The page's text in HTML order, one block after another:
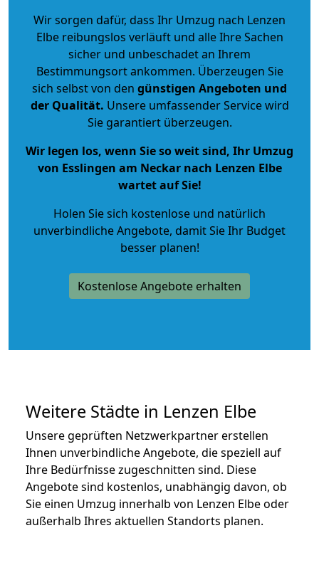
Wir sorgen dafür, dass Ihr Umzug nach Lenzen
Elbe reibungslos verläuft und alle Ihre Sachen
sicher und unbeschadet an Ihrem
Bestimmungsort ankommen. Überzeugen Sie
sich selbst von den günstigen Angeboten und
der Qualität. Unsere umfassender Service wird
Sie garantiert überzeugen.
Wir legen los, wenn Sie so weit sind, Ihr Umzug
von Esslingen am Neckar nach Lenzen Elbe
wartet auf Sie!
Holen Sie sich kostenlose und natürlich
unverbindliche Angebote, damit Sie Ihr Budget
besser planen!
Kostenlose Angebote erhalten
Weitere Städte in Lenzen Elbe
Unsere geprüften Netzwerkpartner erstellen
Ihnen unverbindliche Angebote, die speziell auf
Ihre Bedürfnisse zugeschnitten sind. Diese
Angebote sind kostenlos, unabhängig davon, ob
Sie einen Umzug innerhalb von Lenzen Elbe oder
außerhalb Ihres aktuellen Standorts planen.